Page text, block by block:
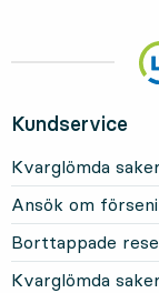
Kundservice
Kvarglömda
Ansök om
Borttappade
Kvarglömda